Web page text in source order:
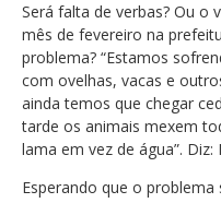
Será falta de verbas? Ou o
mês de fevereiro na
problema? “Estamos
com ovelhas, vacas e
ainda temos que chegar
tarde os animais mexem
lama em vez de água”.
Esperando que o